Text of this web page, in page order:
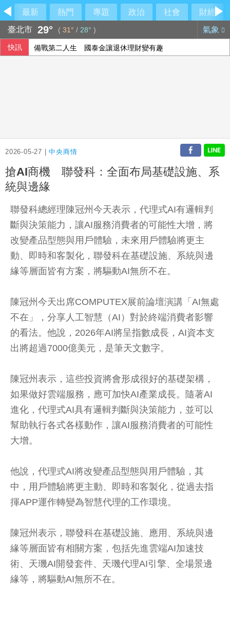
最新 熱門 專題 政治 社會
財經
臺北市 29° ( 31° / 28° ) 氣象
快訊 備戰第二人生 國泰金讓退休理財變有趣
2026-05-27 |中央商情
搶AI商機 聯發科：全面布局基礎設施、系
統與邊緣
聯發科總經理陳冠州今天表示，代理式AI有邏輯判
斷與決策能力，讓AI服務消費者的可能性大增，將
改變產品型態與用戶體驗，未來用戶體驗將更主
動、即時和客製化，聯發科在基礎設施、系統與邊
緣等層面皆有方案，將驅動AI無所不在。
陳冠州今天出席COMPUTEX展前論壇演講「AI無處
不在」，分享人工智慧（AI）對於終端消費者影響
的看法。他說，2026年AI將呈指數成長，AI資本支
出將超過7000億美元，是筆天文數字。
陳冠州表示，這些投資將會形成很好的基礎架構，
如果做好雲端服務，應可加快AI產業成長。隨著AI
進化，代理式AI具有邏輯判斷與決策能力，並可以
幫助執行各式各樣動作，讓AI服務消費者的可能性
大增。
他說，代理式AI將改變產品型態與用戶體驗，其
中，用戶體驗將更主動、即時和客製化，從過去指
揮APP運作轉變為智慧代理的工作環境。
陳冠州表示，聯發科在基礎設施、應用、系統與邊
緣等層面皆有相關方案，包括先進雲端AI加速技
術、天璣AI開發套件、天璣代理AI引擎、全場景邊
緣等，將驅動AI無所不在。